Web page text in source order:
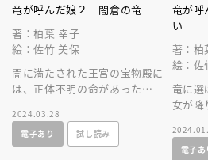
竜が呼んだ娘２ 闇倉の竜
著：柏葉 幸子
絵：佐竹 美保
闇に満たされた王宮の宝物殿に
は、正体不明の命があった
柏葉幸子がおくる本格ハイファ
ンタジー第２巻！
2024.03.28
電子あり
試し読み
竜が
い
著：柏
絵：佐
竜に選
女が降
柏葉幸
ァン
電子あ